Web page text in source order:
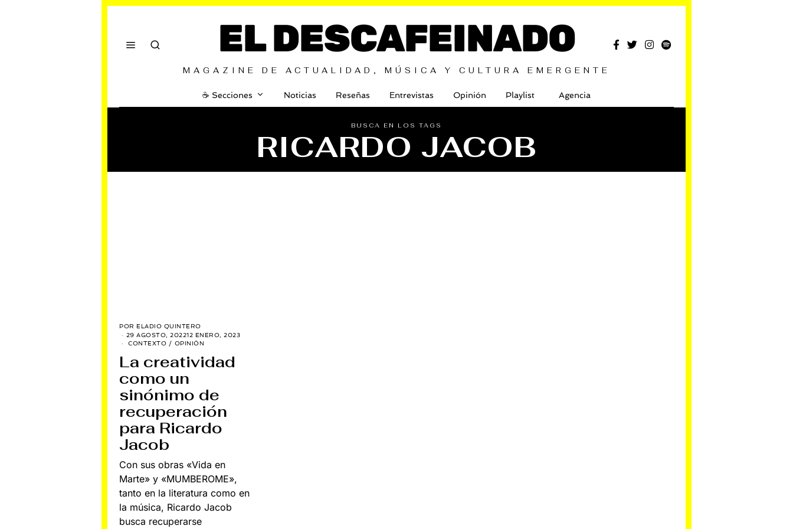
EL DESCAFEINADO
MAGAZINE DE ACTUALIDAD, MÚSICA Y CULTURA EMERGENTE
☕️ Secciones Noticias Reseñas Entrevistas Opinión Playlist Agencia
BUSCA EN LOS TAGS
RICARDO JACOB
POR ELADIO QUINTERO
29 AGOSTO, 202212 ENERO, 2023
CONTEXTO / OPINIÓN
La creatividad
como un
sinónimo de
recuperación
para Ricardo
Jacob
Con sus obras «Vida en
Marte» y «MUMBEROME»,
tanto en la literatura como en
la música, Ricardo Jacob
busca recuperarse